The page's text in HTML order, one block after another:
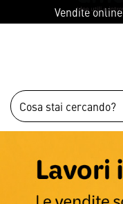
Vendite